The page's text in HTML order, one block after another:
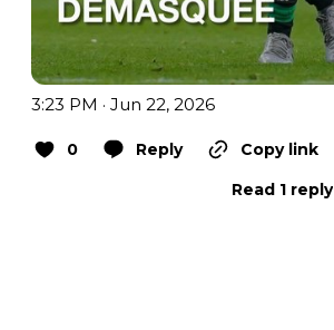
3:23 PM · Jun 22, 2026
0 Reply
Copy link
Read 1 reply